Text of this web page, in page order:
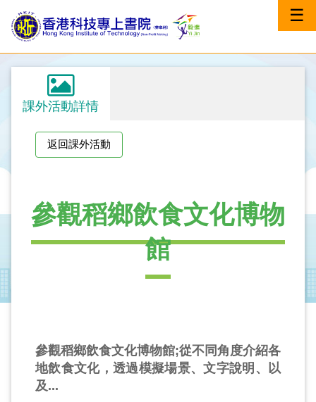
☰
課外活動詳情
返回課外活動
參觀稻鄉飲食文化博物
館
參觀稻鄉飲食文化博物館;從不同角度介紹各
地飲食文化，透過模擬場景、文字說明、以
及...